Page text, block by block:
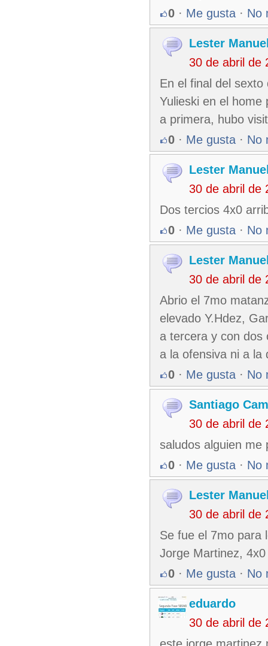
0 · Me gusta · No
Lester
30 de abril de
En el final del
Yulieski en el home
a primera, hubo
0 · Me gusta · No
Lester
30 de abril de
Dos tercios 4x0
0 · Me gusta · No
Lester
30 de abril de
Abrio el 7mo
elevado Y.Hdez,
a tercera y con dos
a la ofensiva ni a la
0 · Me gusta · No
Santiago
30 de abril de
saludos alguien me
0 · Me gusta · No
Lester
30 de abril de
Se fue el 7mo para
Jorge Martinez,
0 · Me gusta · No
eduardo
30 de abril de